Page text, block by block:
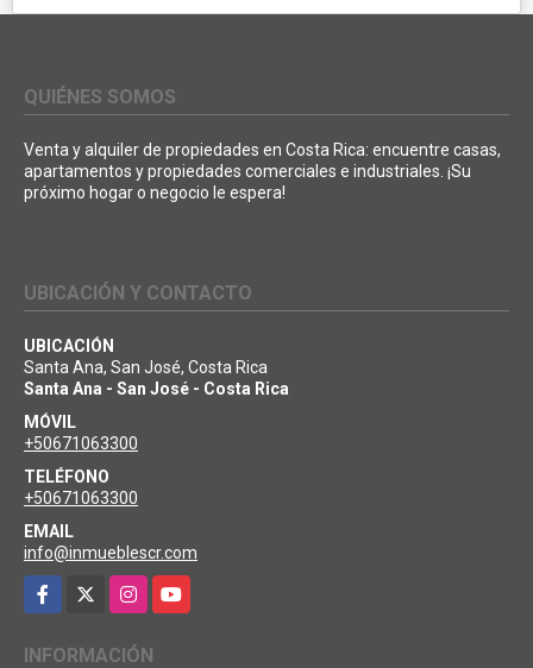
QUIÉNES SOMOS
Venta y alquiler de propiedades en Costa Rica: encuentre casas,
apartamentos y propiedades comerciales e industriales. ¡Su
próximo hogar o negocio le espera!
UBICACIÓN Y CONTACTO
UBICACIÓN
Santa Ana, San José, Costa Rica
Santa Ana - San José - Costa Rica
MÓVIL
+50671063300
TELÉFONO
+50671063300
EMAIL
info@inmueblescr.com
Facebook
InstagramYouTube
INFORMACIÓN